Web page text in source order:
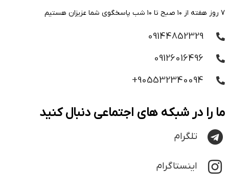
۷ روز هفته از ۱۰ صبح تا ۱۰ شب پاسخگوی شما عزیزان هستیم
09144852329
09126016496
905532340094+
ما را در شبکه های اجتماعی دنبال کنید
تلگرام
اینستاگرام